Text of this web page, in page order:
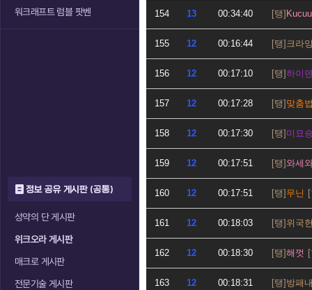
워크래프트 럼블 팟벤
정보 공유 게시판 (공통)
성약의 단 게시판
위크오라 게시판
매크로 게시판
전문기술 게시판
154 13 00:34:40 Kucuu
155 12 00:16:44 크라
156 12 00:17:10 하이
157 12 00:17:28 맞춤
158 12 00:17:30 미묘
159 12 00:17:51 와세
160 12 00:17:51 무닌
161 12 00:18:03 위국
162 12 00:18:30 해껏
163 12 00:18:31 방패